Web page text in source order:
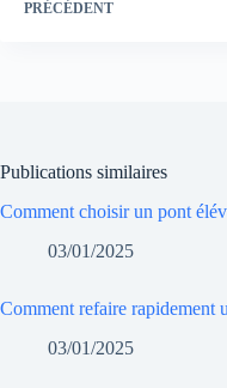
PRÉCÉDENT
Publications similaires
Comment choisir un pont
03/01/2025
Comment refaire rapidement
03/01/2025